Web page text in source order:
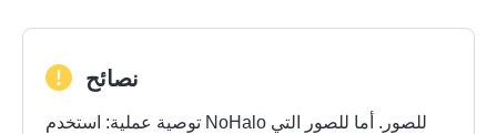
نصائح
توصية عملية: استخدم NoHalo للصور. أما للصور التي